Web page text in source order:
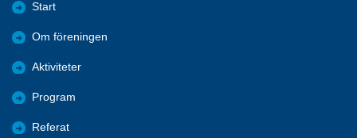
Start
Om föreningen
Aktiviteter
Program
Referat